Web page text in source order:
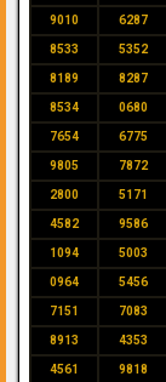
9010 6287
8533 5352
8189 8287
8534 0680
7654 6775
9805 7872
2800 5171
4582 9586
1094 5003
0964 5456
7151 7083
8913 4353
4561 9818